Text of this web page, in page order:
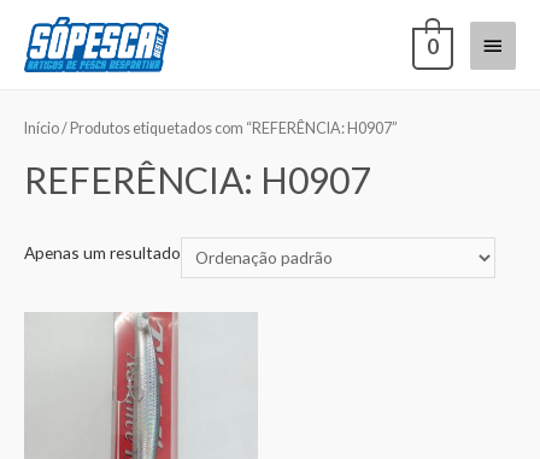
0
Início/ Produtos etiquetados com “REFERÊNCIA: H0907”
REFERÊNCIA: H0907
Apenas um resultado